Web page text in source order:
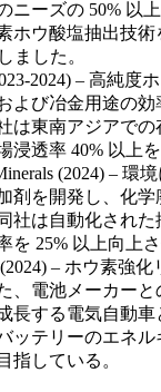
ニーズの 50% 以
ホウ酸塩抽出技
ました。
2024) – 高純度
よび冶金用途の効
は東南アジアでの
浸透率 40% 以上
(2024) – 環
剤を開発し、化学
社は自動化され
を 25% 以上向上さ
– ホウ素強
、電池メーカー
長する電気自動
ッテリーのエネル
指している。